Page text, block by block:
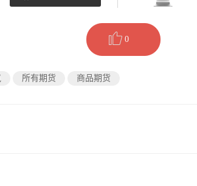
0
所有期货 商品期货